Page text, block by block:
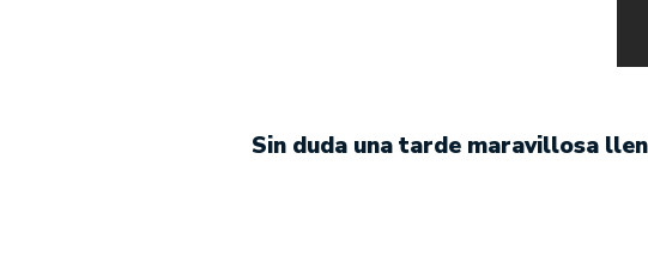
Sin duda una tarde maravillosa